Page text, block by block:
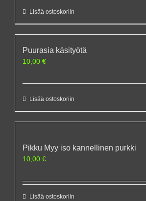
Lisää ostoskoriin
Puurasia käsityötä
10,00 €
Lisää ostoskoriin
Pikku Myy iso kannellinen purkki
10,00 €
Lisää ostoskoriin